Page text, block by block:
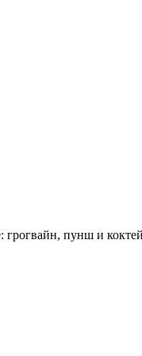
грогвайн, пунш и